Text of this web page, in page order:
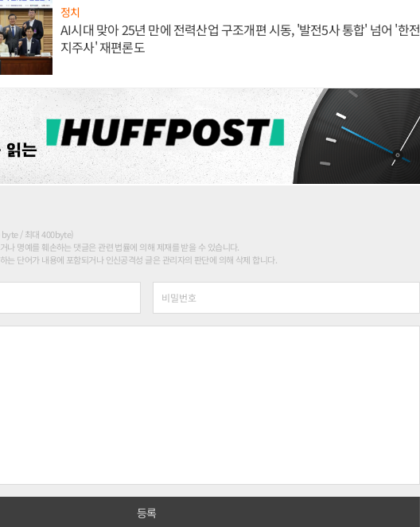
정치
AI시대 맞아 25년 만에 전력산업 구조개편 시동, '발전5사 통합' 넘어 '한전
지주사' 재편론도
byte / 최대 400byte)
나 명예를 훼손하는 댓글은 관련 법률에 의해 제재를 받을 수 있습니다.
는 단어가 내용에 포함되거나 인신공격성 글은 관리자의 판단에 의해 삭제 합니다.